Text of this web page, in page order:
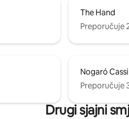
The Hand
Preporučuje
Nogaró
Preporučuje
Drugi sjajni